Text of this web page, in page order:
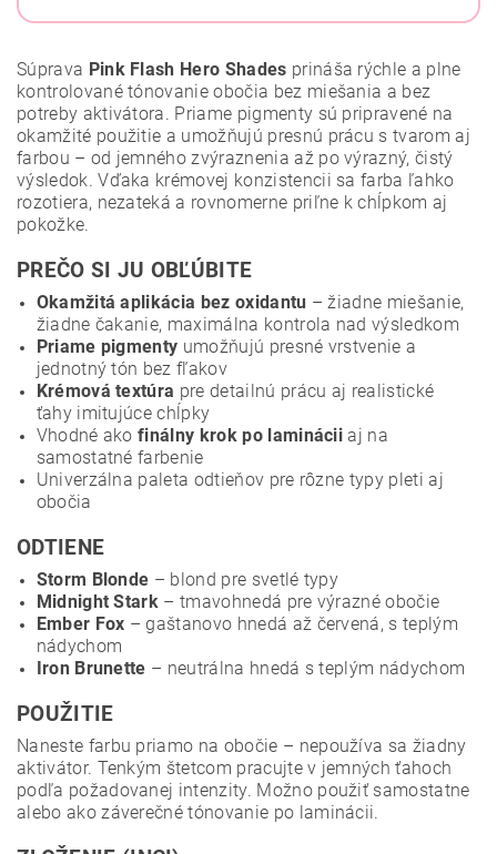
Súprava Pink Flash Hero Shades prináša rýchle a plne
kontrolované tónovanie obočia bez miešania a bez
potreby aktivátora. Priame pigmenty sú pripravené na
okamžité použitie a umožňujú presnú prácu s tvarom aj
farbou – od jemného zvýraznenia až po výrazný, čistý
výsledok. Vďaka krémovej konzistencii sa farba ľahko
rozotiera, nezateká a rovnomerne priľne k chĺpkom aj
pokožke.
PREČO SI JU OBĽÚBITE
Okamžitá aplikácia bez oxidantu – žiadne miešanie,
žiadne čakanie, maximálna kontrola nad výsledkom
Priame pigmenty umožňujú presné vrstvenie a
jednotný tón bez fľakov
Krémová textúra pre detailnú prácu aj realistické
ťahy imitujúce chĺpky
Vhodné akofinálny krok po laminácii aj na
samostatné farbenie
Univerzálna paleta odtieňov pre rôzne typy pleti aj
obočia
ODTIENE
Storm Blonde – blond pre svetlé typy
Midnight Stark – tmavohnedá pre výrazné obočie
Ember Fox – gaštanovo hnedá až červená, s teplým
nádychom
Iron Brunette – neutrálna hnedá s teplým nádychom
POUŽITIE
Naneste farbu priamo na obočie – nepoužíva sa žiadny
aktivátor. Tenkým štetcom pracujte v jemných ťahoch
podľa požadovanej intenzity. Možno použiť samostatne
alebo ako záverečné tónovanie po laminácii.